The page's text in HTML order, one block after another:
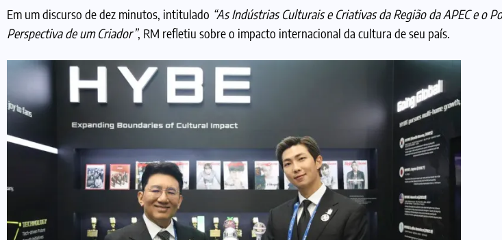
Em um discurso de dez minutos, intitulado “As Indústrias Culturais e Criativas da Região da APEC e o
Perspectiva de um Criador”, RM refletiu sobre o impacto internacional da cultura de seu país.